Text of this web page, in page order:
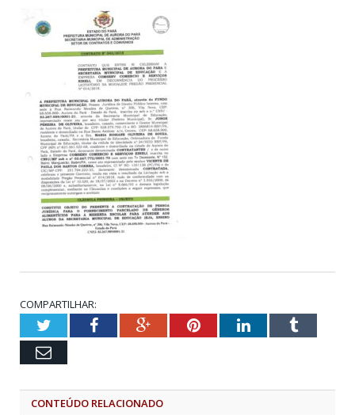
COMPARTILHAR:
TwitterFacebookGoogle+PinterestLinkedInTumblr
Email
CONTEÚDO RELACIONADO